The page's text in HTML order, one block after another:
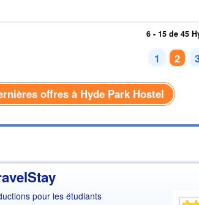
6 - 15 de 45
1 2
offres à Hyde Park Hostel
pour les étudiants